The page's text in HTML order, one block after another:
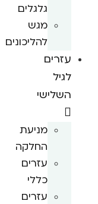
גלגלים
מגש
להליכונים
עזרים
לגיל
השלישי
מניעת
החלקה
עזרים
כללי
עזרים